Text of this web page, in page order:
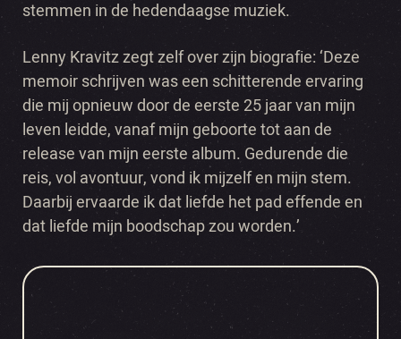
stemmen in de hedendaagse muziek.
Lenny Kravitz zegt zelf over zijn biografie: ‘Deze
memoir schrijven was een schitterende ervaring
die mij opnieuw door de eerste 25 jaar van mijn
leven leidde, vanaf mijn geboorte tot aan de
release van mijn eerste album. Gedurende die
reis, vol avontuur, vond ik mijzelf en mijn stem.
Daarbij ervaarde ik dat liefde het pad effende en
dat liefde mijn boodschap zou worden.’